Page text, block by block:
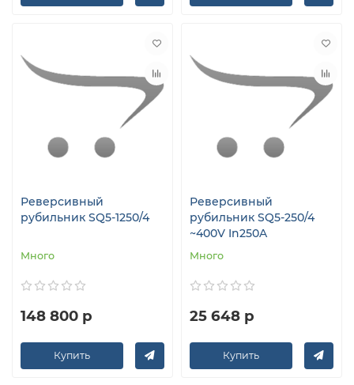
Реверсивный
рубильник SQ5-1250/4
Много
148 800 р
Купить
Реверсивный
рубильник SQ5-250/4
~400V In250A
Много
25 648 р
Купить